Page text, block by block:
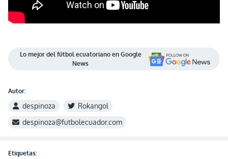
Lo mejor del fútbol ecuatoriano en Google
News
Autor:
despinoza
Rokangol
despinoza@futbolecuador.com
Etiquetas: